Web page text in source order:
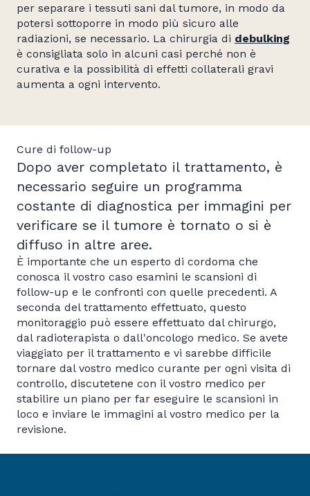
per separare i tessuti sani dal tumore, in modo da
potersi sottoporre in modo più sicuro alle
radiazioni, se necessario. La chirurgia di debulking
è consigliata solo in alcuni casi perché non è
curativa e la possibilità di effetti collaterali gravi
aumenta a ogni intervento.
Cure di follow-up
Dopo aver completato il trattamento, è
necessario seguire un programma
costante di diagnostica per immagini per
verificare se il tumore è tornato o si è
diffuso in altre aree.
È importante che un esperto di cordoma che
conosca il vostro caso esamini le scansioni di
follow-up e le confronti con quelle precedenti. A
seconda del trattamento effettuato, questo
monitoraggio può essere effettuato dal chirurgo,
dal radioterapista o dall'oncologo medico. Se avete
viaggiato per il trattamento e vi sarebbe difficile
tornare dal vostro medico curante per ogni visita di
controllo, discutetene con il vostro medico per
stabilire un piano per far eseguire le scansioni in
loco e inviare le immagini al vostro medico per la
revisione.